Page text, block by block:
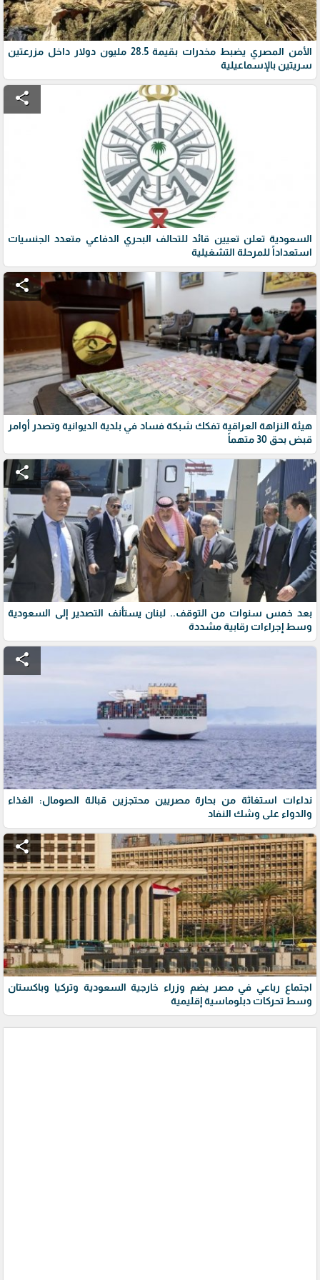
الأمن المصري يضبط مخدرات بقيمة 28.5 مليون دولار داخل مزرعتين
سريتين بالإسماعيلية
share
السعودية تعلن تعيين قائد للتحالف البحري الدفاعي متعدد الجنسيات
استعداداً للمرحلة التشغيلية
share
هيئة النزاهة العراقية تفكك شبكة فساد في بلدية الديوانية وتصدر أوامر
قبض بحق 30 متهماً
share
بعد خمس سنوات من التوقف.. لبنان يستأنف التصدير إلى السعودية
وسط إجراءات رقابية مشددة
share
نداءات استغاثة من بحارة مصريين محتجزين قبالة الصومال: الغذاء
والدواء على وشك النفاد
share
اجتماع رباعي في مصر يضم وزراء خارجية السعودية وتركيا وباكستان
وسط تحركات دبلوماسية إقليمية